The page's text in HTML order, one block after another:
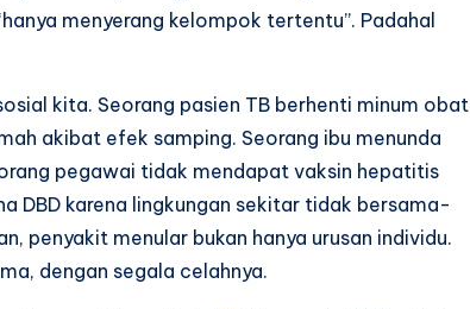
menyerang kelompok tertentu”. Padahal
kita. Seorang pasien TB berhenti minum obat
akibat efek samping. Seorang ibu menunda
pegawai tidak mendapat vaksin hepatitis
DBD karena lingkungan sekitar tidak bersama-
penyakit menular bukan hanya urusan individu.
dengan segala celahnya.